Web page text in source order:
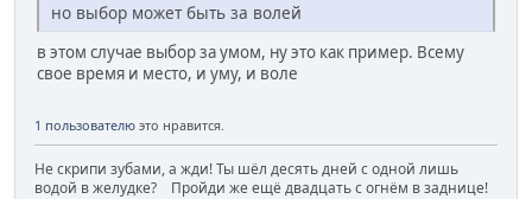
но выбор может быть за волей
в этом случае выбор за умом, ну это как пример. Всему
свое время и место, и уму, и воле
1 пользователю это нравится.
Не скрипи зубами, а жди! Ты шёл десять дней с одной лишь
водой в желудке? Пройди же ещё двадцать с огнём в заднице!